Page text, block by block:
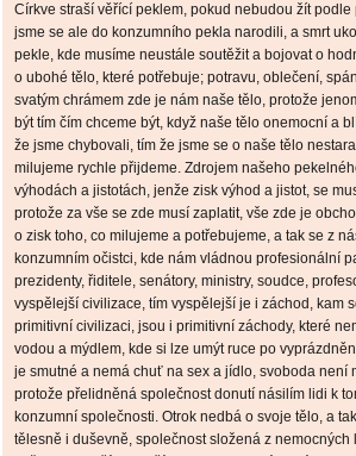
Církve straší věřící peklem, pokud nebudou žít podle
jsme se ale do konzumního pekla narodili, a smrt
pekle, kde musíme neustále soutěžit a bojovat o
o ubohé tělo, které potřebuje; potravu, oblečení,
svatým chrámem zde je nám naše tělo, protože
být tím čím chceme být, když naše tělo onemocní a
že jsme chybovali, tím že jsme se o naše tělo
milujeme rychle přijdeme. Zdrojem našeho
výhodách a jistotách, jenže zisk výhod a jistot, se
protože za vše se zde musí zaplatit, vše zde je
o zisk toho, co milujeme a potřebujeme, a tak se z
konzumním očistci, kde nám vládnou profesionální
prezidenty, řiditele, senátory, ministry, soudce,
vyspělejší civilizace, tím vyspělejší je i záchod, kam
primitivní civilizaci, jsou i primitivní záchody, které
vodou a mýdlem, kde si lze umýt ruce po
je smutné a nemá chuť na sex a jídlo, svoboda není
protože přelidněná společnost donutí násilím lidi k
konzumní společnosti. Otrok nedbá o svoje tělo, a
tělesně i duševně, společnost složená z